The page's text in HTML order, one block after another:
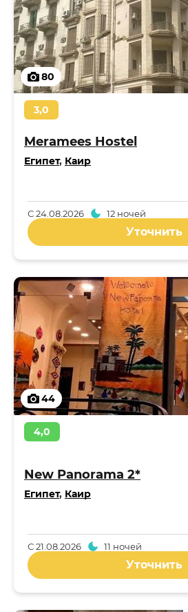
80
3,0
Meramees Hostel
Египет, Каир
С24.08.2026 12 ночей
Уточнить
44
4,0
New Panorama 2*
Египет, Каир
С21.08.2026 11 ночей
Уточнить